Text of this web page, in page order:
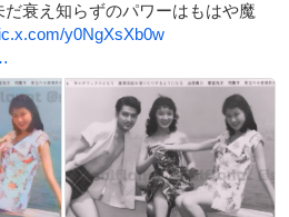
だ衰え知らずのパワーはもはや魔
y0NgXsXb0w